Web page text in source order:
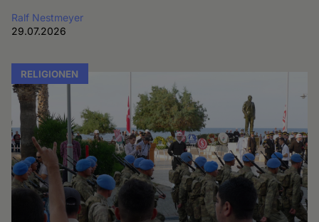
Ralf Nestmeyer
29.07.2026
RELIGIONEN